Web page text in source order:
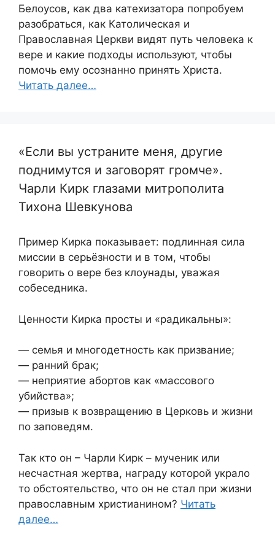
Белоусов, как два катехизатора попробуем
разобраться, как Католическая и
Православная Церкви видят путь человека к
вере и какие подходы используют, чтобы
помочь ему осознанно принять Христа.
Читать далее…
«Если вы устраните меня, другие
поднимутся и заговорят громче».
Чарли Кирк глазами митрополита
Тихона Шевкунова
Пример Кирка показывает: подлинная сила
миссии в серьёзности и в том, чтобы
говорить о вере без клоунады, уважая
собеседника.
Ценности Кирка просты и «радикальны»:
— семья и многодетность как призвание;
— ранний брак;
— неприятие абортов как «массового
убийства»;
— призыв к возвращению в Церковь и жизни
по заповедям.
Так кто он – Чарли Кирк – мученик или
несчастная жертва, награду которой украло
то обстоятельство, что он не стал при жизни
православным христианином? Читать
далее…